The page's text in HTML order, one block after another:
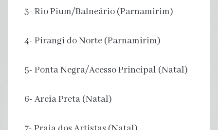
3- Rio Pium/Balneário (Parnamirim)
4- Pirangi do Norte (Parnamirim)
5- Ponta Negra/Acesso Principal (Natal)
6- Areia Preta (Natal)